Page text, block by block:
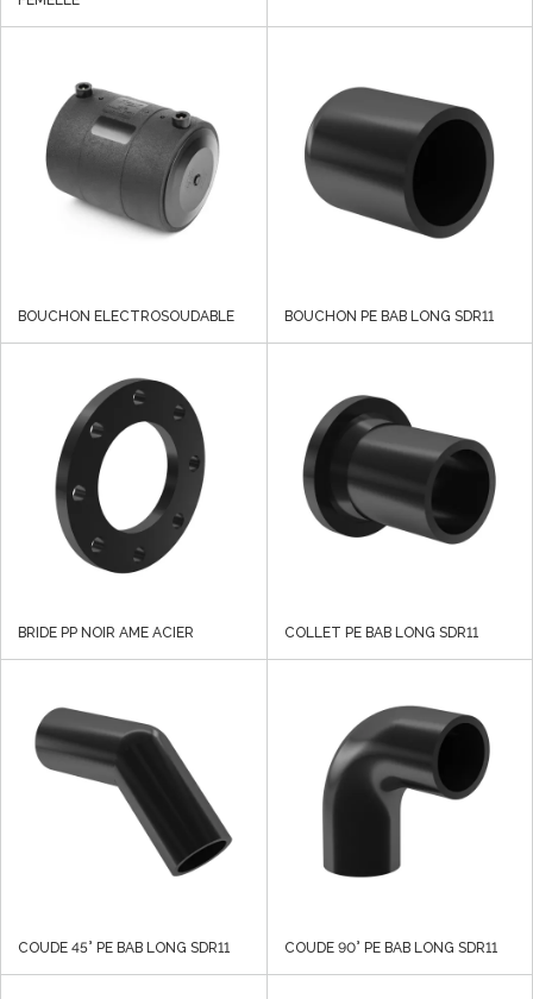
BOUCHON ELECTROSOUDABLE BOUCHON PE BAB LONG SDR11
BRIDE PP NOIR AME ACIER COLLET PE BAB LONG SDR11
COUDE 45° PE BAB LONG SDR11 COUDE 90° PE BAB LONG SDR11